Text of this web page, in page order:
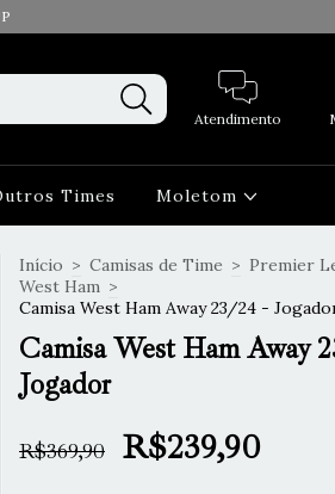
Atendimento
Times Moletom
Início > Camisas de Time > Premier
West Ham >
Camisa West Ham Away 23/24 -
Camisa West Ham Away
Jogador
R$369,90 R$239,90